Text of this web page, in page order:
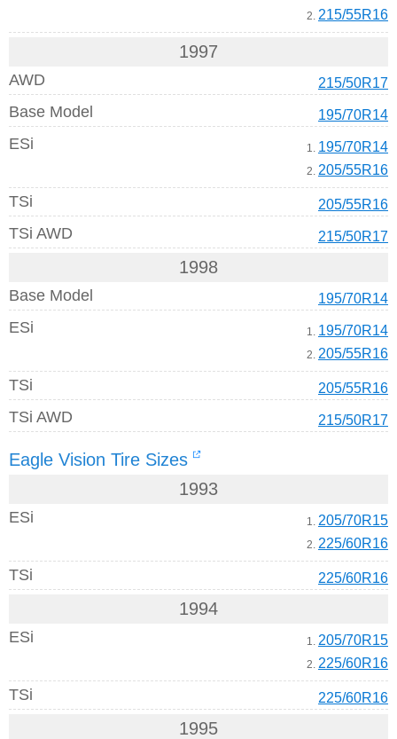
2. 215/55R16
1997
AWD 215/50R17
Base Model 195/70R14
ESi 1. 195/70R14
2. 205/55R16
TSi 205/55R16
TSi AWD 215/50R17
1998
Base Model 195/70R14
ESi 1. 195/70R14
2. 205/55R16
TSi 205/55R16
TSi AWD 215/50R17
Eagle Vision Tire Sizes
1993
ESi 1. 205/70R15
2. 225/60R16
TSi 225/60R16
1994
ESi 1. 205/70R15
2. 225/60R16
TSi 225/60R16
1995